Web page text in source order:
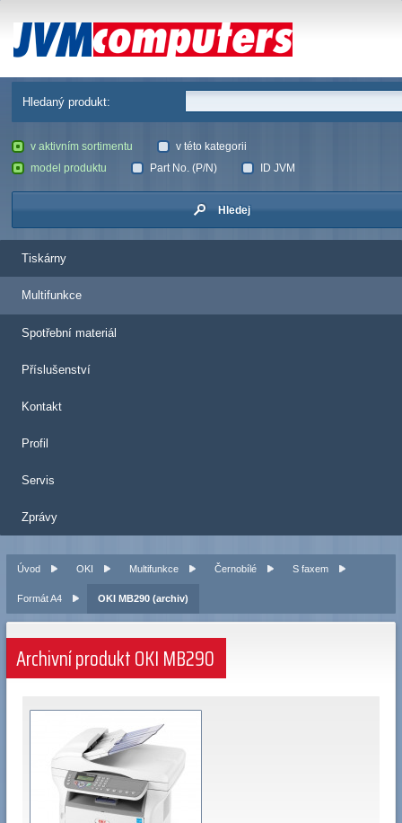
JVM Computers
Hledaný produkt:
v aktivním sortimentu
v této kategorii
model produktu
Part No. (P/N) ID JVM
Hledej
Tiskárny
Multifunkce
Spotřební materiál
Příslušenství
Kontakt
Profil
Servis
Zprávy
Úvod OKI Multifunkce Černobílé S faxem
Formát A4 OKI MB290 (archiv)
Archivní produkt OKI MB290